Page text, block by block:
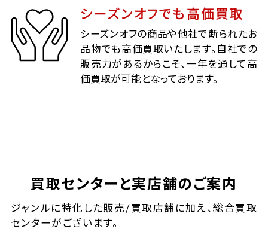
シーズンオフでも高価買取
シーズンオフの商品や他社で断られたお
品物でも高価買取いたします。自社での
販売力があるからこそ、一年を通して高
価買取が可能となっております。
買取センターと実店舗のご案内
ジャンルに特化した販売/買取店舗に加え、総合買取
センターがございます。